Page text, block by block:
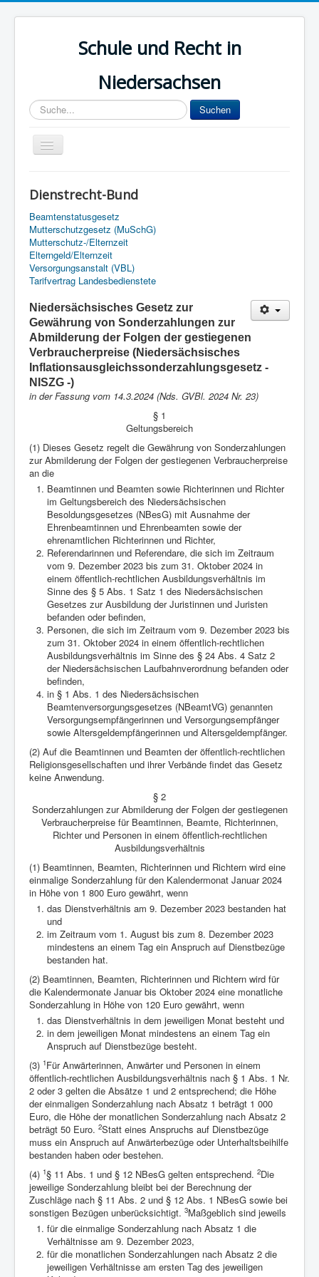
Schule und Recht in
Niedersachsen
Sucheingabe Suchen
Navigation
an/aus
Lehrer
Dienstrecht
Elternrecht
Kinder- und Jugendhilfe
Archiv
Anmelden
Aktuelle Seite: Startseite
Dienstrecht
Besoldung
Niedersächsisches
Inflationsausgleichssonderzahlungsgesetz - NISZG -
Dienstrecht-Bund
Beamtenstatusgesetz
Mutterschutzgesetz (MuSchG)
Mutterschutz-/Elternzeit
Elterngeld/Elternzeit
Versorgungsanstalt (VBL)
Tarifvertrag Landesbedienstete
Niedersächsisches Gesetz zur
Gewährung von Sonderzahlungen zur
Abmilderung der Folgen der gestiegenen
Verbraucherpreise (Niedersächsisches
Inflationsausgleichssonderzahlungsgesetz -
NISZG -)
in der Fassung vom 14.3.2024 (Nds. GVBl. 2024 Nr. 23)
§ 1
Geltungsbereich
(1) Dieses Gesetz regelt die Gewährung von Sonderzahlungen
zur Abmilderung der Folgen der gestiegenen Verbraucherpreise
an die
Beamtinnen und Beamten sowie Richterinnen und Richter
im Geltungsbereich des Niedersächsischen
Besoldungsgesetzes (NBesG) mit Ausnahme der
Ehrenbeamtinnen und Ehrenbeamten sowie der
ehrenamtlichen Richterinnen und Richter,
Referendarinnen und Referendare, die sich im Zeitraum
vom 9. Dezember 2023 bis zum 31. Oktober 2024 in
einem öffentlich-rechtlichen Ausbildungsverhältnis im
Sinne des § 5 Abs. 1 Satz 1 des Niedersächsischen
Gesetzes zur Ausbildung der Juristinnen und Juristen
befanden oder befinden,
Personen, die sich im Zeitraum vom 9. Dezember 2023 bis
zum 31. Oktober 2024 in einem öffentlich-rechtlichen
Ausbildungsverhältnis im Sinne des § 24 Abs. 4 Satz 2
der Niedersächsischen Laufbahnverordnung befanden oder
befinden,
in § 1 Abs. 1 des Niedersächsischen
Beamtenversorgungsgesetzes (NBeamtVG) genannten
Versorgungsempfängerinnen und Versorgungsempfänger
sowie Altersgeldempfängerinnen und Altersgeldempfänger.
(2) Auf die Beamtinnen und Beamten der öffentlich-rechtlichen
Religionsgesellschaften und ihrer Verbände findet das Gesetz
keine Anwendung.
§ 2
Sonderzahlungen zur Abmilderung der Folgen der gestiegenen
Verbraucherpreise für Beamtinnen, Beamte, Richterinnen,
Richter und Personen in einem öffentlich-rechtlichen
Ausbildungsverhältnis
(1) Beamtinnen, Beamten, Richterinnen und Richtern wird eine
einmalige Sonderzahlung für den Kalendermonat Januar 2024
in Höhe von 1 800 Euro gewährt, wenn
das Dienstverhältnis am 9. Dezember 2023 bestanden hat
und
im Zeitraum vom 1. August bis zum 8. Dezember 2023
mindestens an einem Tag ein Anspruch auf Dienstbezüge
bestanden hat.
(2) Beamtinnen, Beamten, Richterinnen und Richtern wird für
die Kalendermonate Januar bis Oktober 2024 eine monatliche
Sonderzahlung in Höhe von 120 Euro gewährt, wenn
das Dienstverhältnis in dem jeweiligen Monat besteht und
in dem jeweiligen Monat mindestens an einem Tag ein
Anspruch auf Dienstbezüge besteht.
(3) 1Für Anwärterinnen, Anwärter und Personen in einem
öffentlich-rechtlichen Ausbildungsverhältnis nach § 1 Abs. 1 Nr.
2 oder 3 gelten die Absätze 1 und 2 entsprechend; die Höhe
der einmaligen Sonderzahlung nach Absatz 1 beträgt 1 000
Euro, die Höhe der monatlichen Sonderzahlung nach Absatz 2
beträgt 50 Euro. 2Statt eines Anspruchs auf Dienstbezüge
muss ein Anspruch auf Anwärterbezüge oder Unterhaltsbeihilfe
bestanden haben oder bestehen.
(4) 1§ 11 Abs. 1 und § 12 NBesG gelten entsprechend. 2Die
jeweilige Sonderzahlung bleibt bei der Berechnung der
Zuschläge nach § 11 Abs. 2 und § 12 Abs. 1 NBesG sowie bei
sonstigen Bezügen unberücksichtigt. 3Maßgeblich sind jeweils
für die einmalige Sonderzahlung nach Absatz 1 die
Verhältnisse am 9. Dezember 2023,
für die monatlichen Sonderzahlungen nach Absatz 2 die
jeweiligen Verhältnisse am ersten Tag des jeweiligen